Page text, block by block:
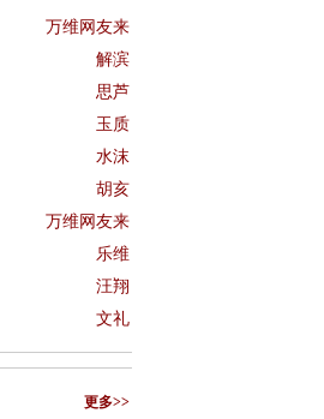
万维网友来
解滨
思芦
玉质
水沫
胡亥
万维网友来
乐维
汪翔
文礼
更多>>